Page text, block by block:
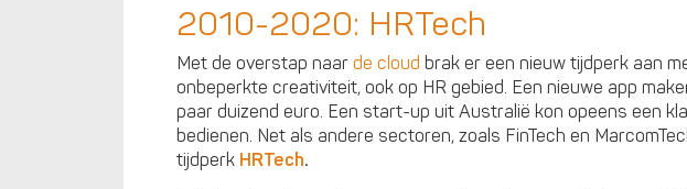
2010-2020: HRTech
Met de overstap naar de cloud brak er een nieuw tijdperk aan
onbeperkte creativiteit, ook op HR gebied. Een nieuwe app
paar duizend euro. Een start-up uit Australië kon opeens een
bedienen. Net als andere sectoren, zoals FinTech en
tijdperk HRTech.